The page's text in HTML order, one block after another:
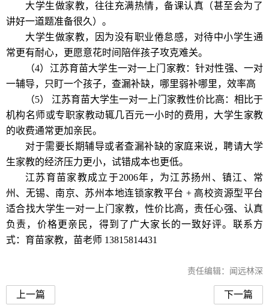
大学生做家教，往往充满热情，备课认真（甚至会为了
讲好一道题准备很久）。
大学生做家教，因为没有职业倦怠感，对待中小学生通
常更有耐心，更愿意花时间陪伴孩子攻克难关。
（4） 江苏育苗大学生一对一上门 家教：针对性强、一对
一辅导，只盯一个孩子，查漏补缺，哪里弱补哪里，效率高
（5） 江苏育苗大学生一对一上门 家教性价比高： 相比于
机构名师或专职家教动辄几百元一小时的费用，大学生家教
的收费通常更加亲民。
对于需要长期辅导或者查漏补缺的家庭来说，聘请大学
生家教的经济压力更小，试错成本也更低。
江苏育苗家教成立于2006年，为江苏扬州、镇江、常
州、无锡、南京、苏州本地连锁家教平台 + 高校资源型平台
适合找大学生一对一上门家教，性价比高，责任心强、认真
负责，价格更亲民，得到了广大家长的一致好评。联系方
式：育苗家教，苗老师 13815814431
责任编辑：闻远林深
上一篇 下一篇